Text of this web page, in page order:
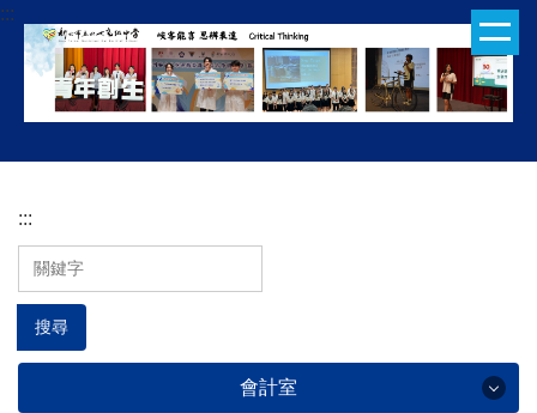
跳
到
容
:::
:::
搜尋
會計室